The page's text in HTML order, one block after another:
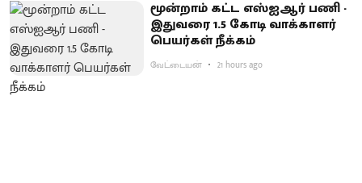
மூன்றாம் கட்ட எஸ்ஐஆர் பணி -
இதுவரை 1.5 கோடி வாக்காளர்
பெயர்கள் நீக்கம்
வேட்டையன் 21 hours ago